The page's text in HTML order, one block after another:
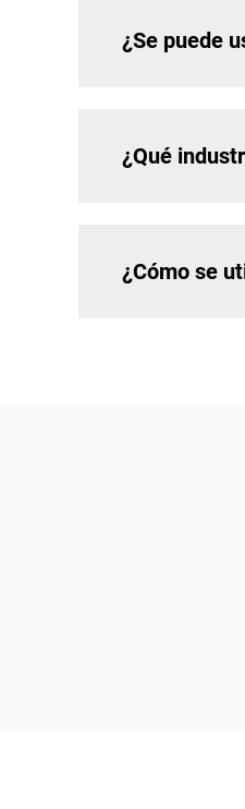
¿Se puede
¿Qué
¿Cómo se